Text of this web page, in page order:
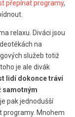
přepínat programy,
relaxu. Diváci jsou
na
služeb totiž
je ale divák
lidí dokonce tráví
samotným
pak jednodušší
programy. Mnohem